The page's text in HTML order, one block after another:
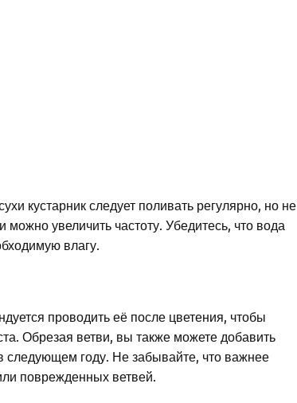
кустарник следует поливать регулярно, но не
увеличить частоту. Убедитесь, что вода
влагу.
проводить её после цветения, чтобы
Обрезая ветви, вы также можете добавить
следующем году. Не забывайте, что важнее
поврежденных ветвей.